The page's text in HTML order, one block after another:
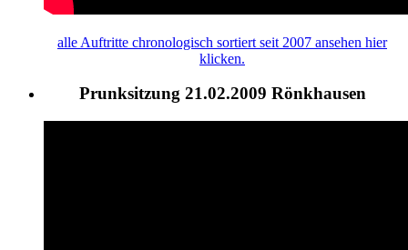
alle Auftritte chronologisch sortiert seit 2007 ansehen hier
klicken.
Prunksitzung 21.02.2009 Rönkhausen